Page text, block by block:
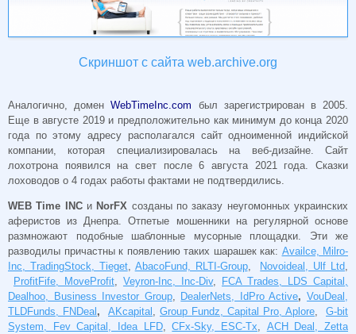
Скриншот с сайта web.archive.org
Аналогично, доменWebTimeInc.com был зарегистрирован в 2005.
Еще в августе 2019 и предположительно как минимум до конца 2020
года по этому адресу располагался сайт одноименной индийской
компании, которая специализировалась на веб-дизайне. Сайт
лохотрона появился на свет после 6 августа 2021 года. Сказки
лоховодов о 4 годах работы фактами не подтвердились.
WEB Time INC и NorFX созданы по заказу неугомонных украинских
аферистов из Днепра. Отпетые мошенники на регулярной основе
размножают подобные шаблонные мусорные площадки. Эти же
разводилы причастны к появлению таких шарашек как: Availce, Milro-
Inc, TradingStock, Tieget, AbacoFund, RLTI-Group, Novoideal, Ulf Ltd
ProfitFife, MoveProfit
Veyron-Inc, Inc-Div,
FCA Trades, LDS Capital,
Dealhoo, Business Investor Group, DealerNets, IdPro Active,VouDeal,
TLDFunds, FNDeal , AKcapital Group Fundz, Capital Pro, Aplore
G-bit
System, Fev Capital, Idea LFD,CFx-Sky, ESC-Tx
ACH Deal, Zetta